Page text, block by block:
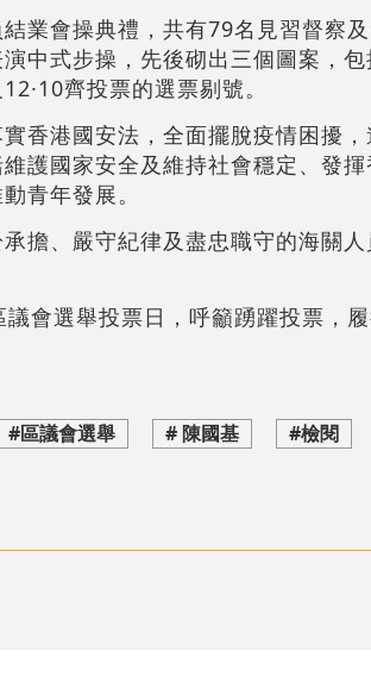
業會操典禮，共有79名見習督察
中式步操，先後砌出三個圖案，
齊投票的選票剔號。
香港國安法，全面擺脫疫情困擾
護國家安全及維持社會穩定、發
青年發展。
擔、嚴守紀律及盡忠職守的海關
會選舉投票日，呼籲踴躍投票，履
#區議會選舉 # 陳國基 #檢閱